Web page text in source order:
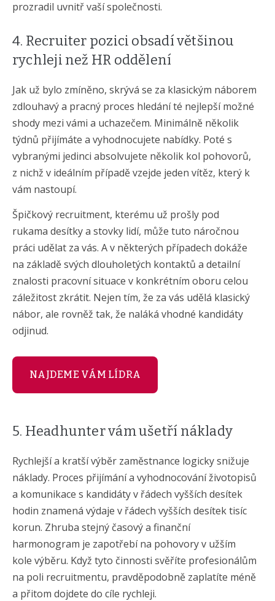
prozradil uvnitř vaší společnosti.
4. Recruiter pozici obsadí většinou
rychleji než HR oddělení
Jak už bylo zmíněno, skrývá se za klasickým náborem
zdlouhavý a pracný proces hledání té nejlepší možné
shody mezi vámi a uchazečem. Minimálně několik
týdnů přijímáte a vyhodnocujete nabídky. Poté s
vybranými jedinci absolvujete několik kol pohovorů,
z nichž v ideálním případě vzejde jeden vítěz, který k
vám nastoupí.
Špičkový recruitment, kterému už prošly pod
rukama desítky a stovky lidí, může tuto náročnou
práci udělat za vás. A v některých případech dokáže
na základě svých dlouholetých kontaktů a detailní
znalosti pracovní situace v konkrétním oboru celou
záležitost zkrátit. Nejen tím, že za vás udělá klasický
nábor, ale rovněž tak, že naláká vhodné kandidáty
odjinud.
NAJDEME VÁM LÍDRA
5. Headhunter vám ušetří náklady
Rychlejší a kratší výběr zaměstnance logicky snižuje
náklady. Proces přijímání a vyhodnocování životopisů
a komunikace s kandidáty v řádech vyšších desítek
hodin znamená výdaje v řádech vyšších desítek tisíc
korun. Zhruba stejný časový a finanční
harmonogram je zapotřebí na pohovory v užším
kole výběru. Když tyto činnosti svěříte profesionálům
na poli recruitmentu, pravděpodobně zaplatíte méně
a přitom dojdete do cíle rychleji.